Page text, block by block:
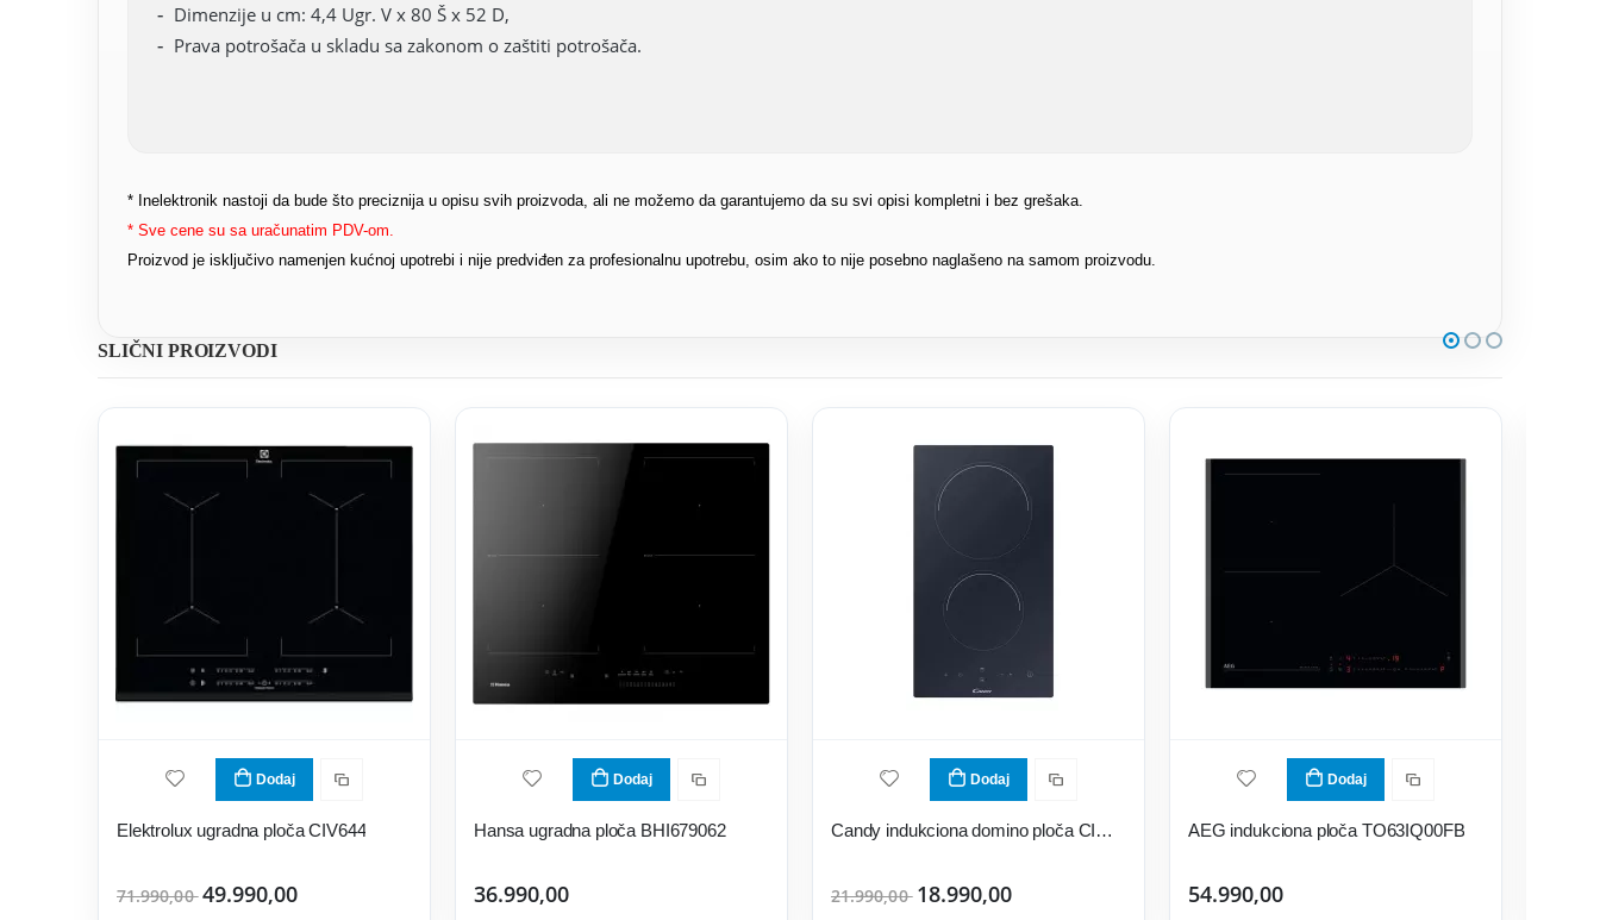
Dimenzije u cm: 4,4 Ugr. V x 80 Š x 52 D,
Prava potrošača u skladu sa zakonom o zaštiti potrošača.
* Inelektronik nastoji da bude što preciznija u opisu svih proizvoda, ali ne možemo da garantujemo da su svi opisi kompletni i bez grešaka.
* Sve cene su sa uračunatim PDV-om.
Proizvod je isključivo namenjen kućnoj upotrebi i nije predviđen za profesionalnu upotrebu, osim ako to nije posebno naglašeno na samom proizvodu.
SLIČNI PROIZVODI
Dodaj
Elektrolux ugradna ploča CIV644
71.990,0049.990,00
Dodaj
Hansa ugradna ploča BHI679062
36.990,00
Dodaj
Candy indukciona domino ploča CID 30/G3
21.990,00 18.990,00
Dodaj
AEG indukciona ploča TO63IQ00FB
54.990,00